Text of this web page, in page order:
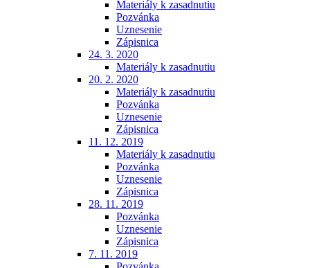
Materiály k zasadnutiu
Pozvánka
Uznesenie
Zápisnica
24. 3. 2020
Materiály k zasadnutiu
20. 2. 2020
Materiály k zasadnutiu
Pozvánka
Uznesenie
Zápisnica
11. 12. 2019
Materiály k zasadnutiu
Pozvánka
Uznesenie
Zápisnica
28. 11. 2019
Pozvánka
Uznesenie
Zápisnica
7. 11. 2019